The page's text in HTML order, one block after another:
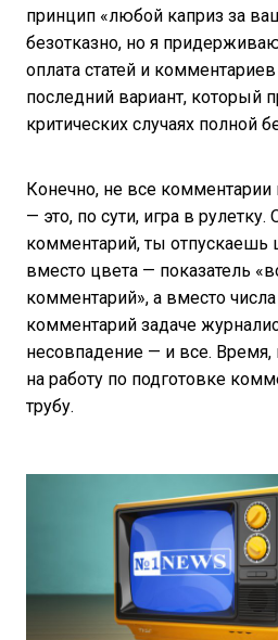
принцип «любой каприз за
безотказно, но я
оплата статей и
последний вариант, который
критических случаях полной
Конечно, не все
— это, по сути, игра в рулетку.
комментарий, ты отпускаешь
вместо цвета — показатель
комментарий», а вместо
комментарий задаче
несовпадение — и все. Время,
на работу по подготовке
трубу.